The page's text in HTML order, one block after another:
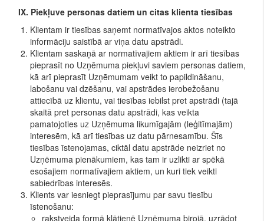
IX. Piekļuve personas datiem un citas klienta tiesības
Klientam ir tiesības saņemt normatīvajos aktos noteikto
informāciju saistībā ar viņa datu apstrādi.
Klientam saskaņā ar normatīvajiem aktiem ir arī tiesības
pieprasīt no Uzņēmuma piekļuvi saviem personas datiem,
kā arī pieprasīt Uzņēmumam veikt to papildināšanu,
labošanu vai dzēšanu, vai apstrādes ierobežošanu
attiecībā uz klientu, vai tiesības iebilst pret apstrādi (tajā
skaitā pret personas datu apstrādi, kas veikta
pamatojoties uz Uzņēmuma likumīgajām (leģitīmajām)
interesēm, kā arī tiesības uz datu pārnesamību. Šīs
tiesības īstenojamas, ciktāl datu apstrāde neizriet no
Uzņēmuma pienākumiem, kas tam ir uzlikti ar spēkā
esošajiem normatīvajiem aktiem, un kuri tiek veikti
sabiedrības interesēs.
Klients var iesniegt pieprasījumu par savu tiesību
īstenošanu:
rakstveida formā klātienē Uzņēmuma birojā, uzrādot